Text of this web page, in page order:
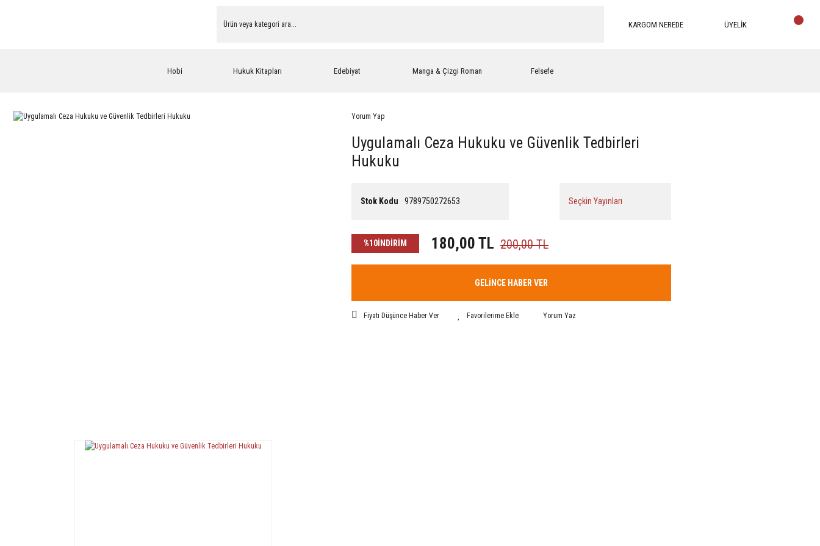
KARGOM NEREDE ÜYELİK
Hobi Hukuk Kitapları Edebiyat Manga & Çizgi Roman Felsefe
Yorum Yap
Uygulamalı Ceza Hukuku ve Güvenlik Tedbirleri
Hukuku
Stok Kodu 9789750272653 Seçkin Yayınları
%10İNDİRİM 180,00 TL 200,00 TL
GELİNCE HABER VER
Fiyatı Düşünce Haber Ver Yorum Yaz